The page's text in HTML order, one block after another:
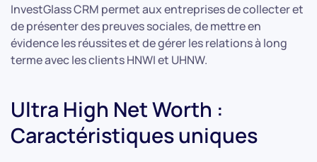
InvestGlass CRM permet aux entreprises de collecter et
de présenter des preuves sociales, de mettre en
évidence les réussites et de gérer les relations à long
terme avec les clients HNWI et UHNW.
Ultra High Net Worth :
Caractéristiques uniques